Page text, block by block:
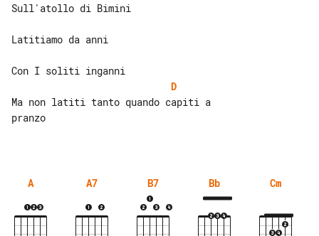
Sull'atollo di Bimini
Latitiamo da anni
D
Ma non latiti tanto quando capiti a
pranzo
A A7 B7 Bb Cm